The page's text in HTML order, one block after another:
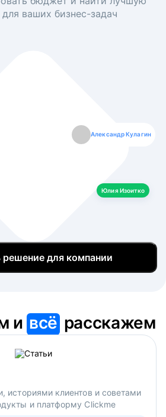
для ваших бизнес-задач
Александр Кулагин
Юлия Изоитко
Даниил Макаров
Екатерина Лазаренко
Борис Кашко
Юлия Изоитко
решение для компании
ивсё расскажем
историями клиентов и советами
и платформу Clickme